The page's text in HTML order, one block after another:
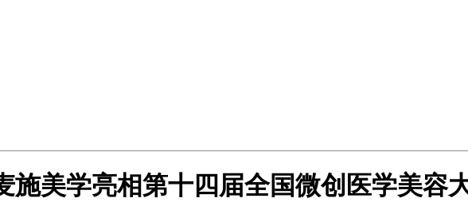
施美学亮相第十四届全国微创医学美容